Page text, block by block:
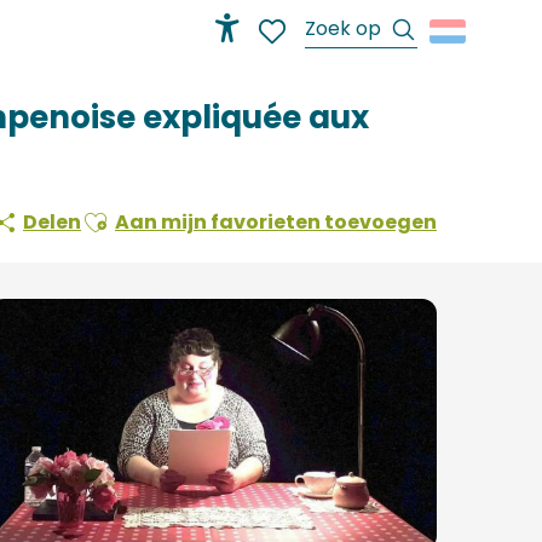
Zoek op
expliquée aux
DelenAjouter aux favoris
Aan mijn favorieten toevoegen